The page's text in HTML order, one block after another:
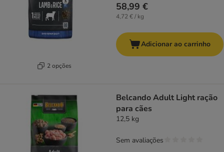
2 opções
58,99 €
4,72 € / kg
Adicionar ao carrinho
Belcando Adult Light ração
para cães
12,5 kg
Sem avaliações